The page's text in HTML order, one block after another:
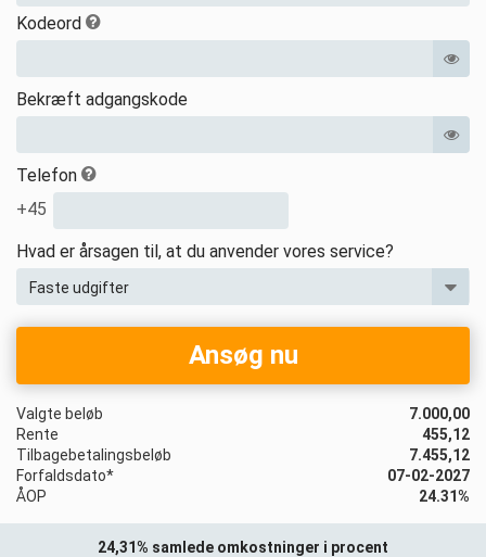
Kodeord
Bekræft adgangskode
Telefon
+45
Hvad er årsagen til, at du anvender vores service?
Ansøg nu
Valgte beløb
7.000,00
Rente
455,12
Tilbagebetalingsbeløb
7.455,12
Forfaldsdato*
07-02-2027
ÅOP
24.31%
24,31% samlede omkostninger i procent